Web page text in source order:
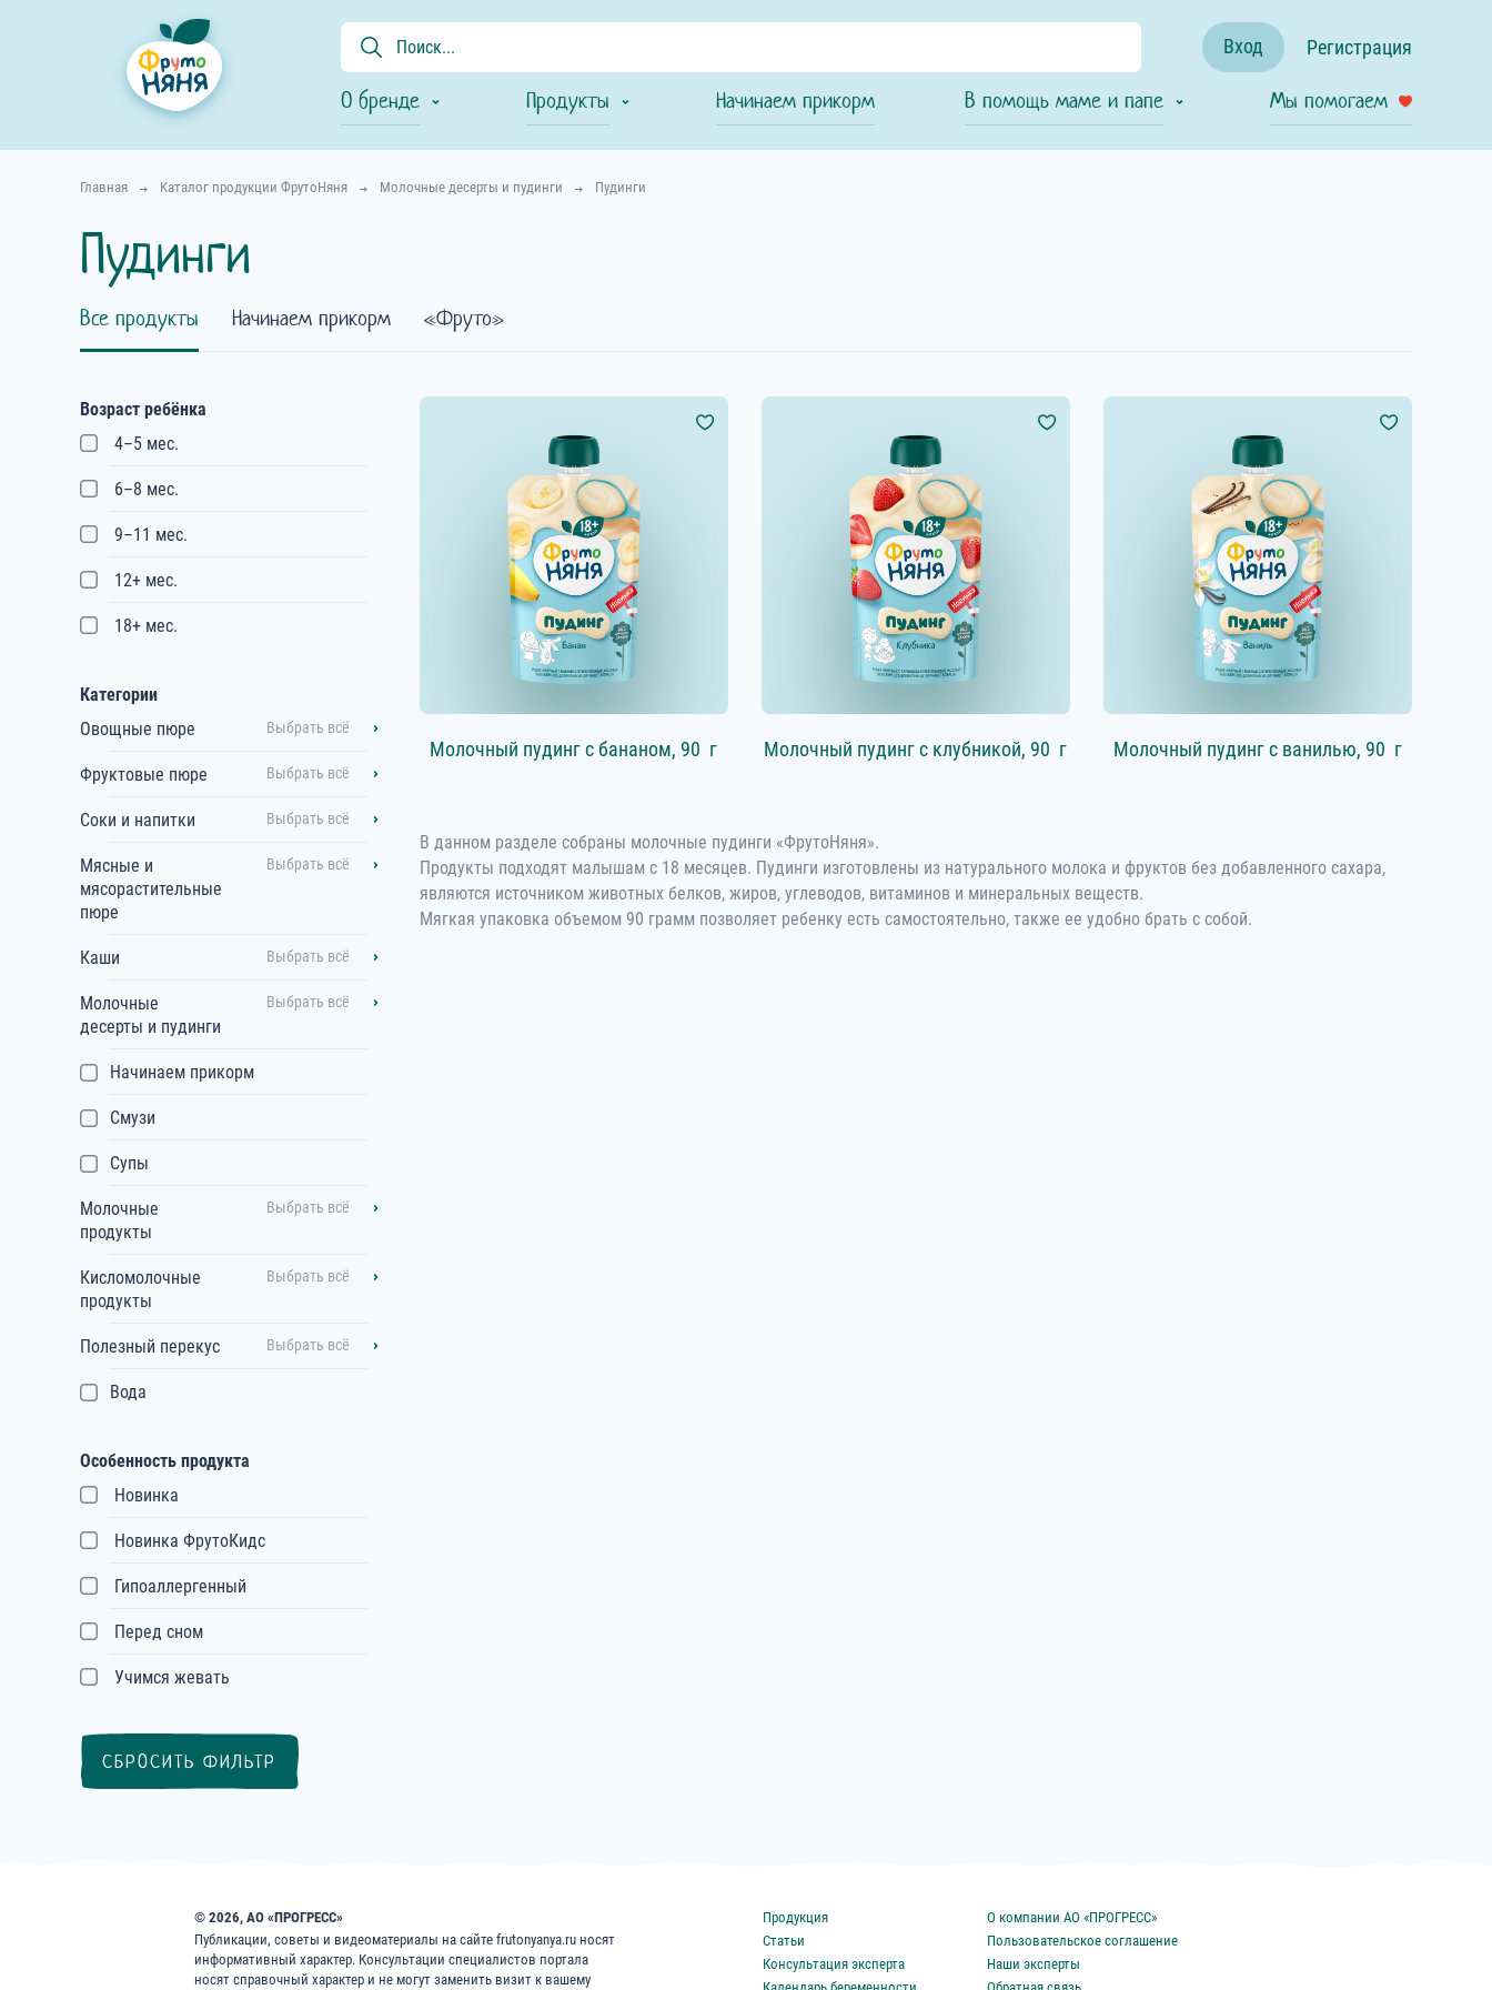
О бренде Продукты Начинаем прикорм В помощь маме и папе Мы помогаем
Регистрация
Вход
Главная Каталог продукции ФрутоНяня Молочные десерты и пудинги Пудинги
Пудинги
Все продукты Начинаем прикорм Фруто
Возраст ребёнка
4–5 мес.
6–8 мес.
9–11 мес.
12+ мес.
18+ мес.
Категории
Овощные пюре
Выбрать всё
Фруктовые пюре Выбрать всё
Соки и напитки Выбрать всё
Мясные и
мясорастительные
пюре
Выбрать всё
Каши Выбрать всё
Молочные
десерты и пудинги
Выбрать всё
Начинаем прикорм
Смузи
Супы
Молочные
продукты
Выбрать всё
Кисломолочные
продукты
Выбрать всё
Полезный перекус Выбрать всё
Вода
Особенность продукта
Новинка
Новинка ФрутоКидс
Гипоаллергенный
Перед сном
Учимся жевать
СБРОСИТЬ ФИЛЬТР
Молочный пудинг с бананом, 90 г Молочный пудинг с клубникой, 90 г Молочный пудинг с ванилью, 90 г
В данном разделе собраны молочные пудинги «ФрутоНяня».
Продукты подходят малышам с 18 месяцев. Пудинги изготовлены из натурального молока и фруктов без добавленного сахара,
являются источником животных белков, жиров, углеводов, витаминов и минеральных веществ.
Мягкая упаковка объемом 90 грамм позволяет ребенку есть самостоятельно, также ее удобно брать с собой.
© 2026, АО «ПРОГРЕСС»
Публикации, советы и видеоматериалы на сайте frutonyanya.ru носят
информативный характер. Консультации специалистов портала
носят справочный характер и не могут заменить визит к вашему
Продукция
Статьи
Консультация эксперта
О компании АО «ПРОГРЕСС»
Пользовательское соглашение
Наши эксперты